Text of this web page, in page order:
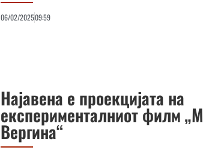
06/02/202509:59
Најавена е проекцијата на
експерименталниот филм
Вергина“